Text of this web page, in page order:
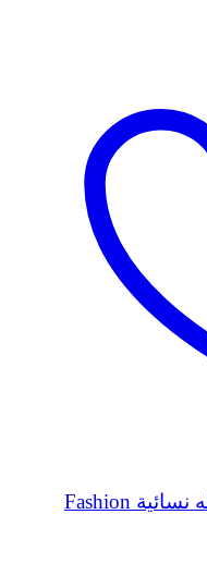
حقيبه كتف نمط فليب شنطه نسائية Fashion